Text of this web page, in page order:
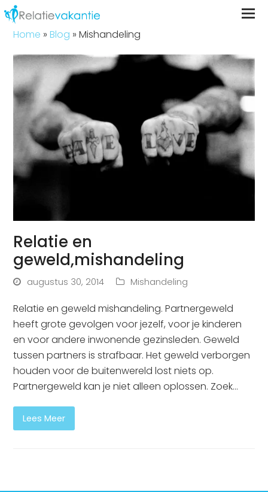
Home »Blog »Mishandeling
Relatie en
geweld,mishandeling
augustus 30, 2014 Mishandeling
Relatie en geweld mishandeling. Partnergeweld
heeft grote gevolgen voor jezelf, voor je kinderen
en voor andere inwonende gezinsleden. Geweld
tussen partners is strafbaar. Het geweld verborgen
houden voor de buitenwereld lost niets op.
Partnergeweld kan je niet alleen oplossen. Zoek…
Lees Meer